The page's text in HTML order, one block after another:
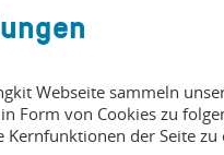
Berliner selbst, aber auch
Vor allem richten wir uns
tieferen Einblick in diese
Webseite sammeln
Form von Cookies zu
Kernfunktionen der Seite